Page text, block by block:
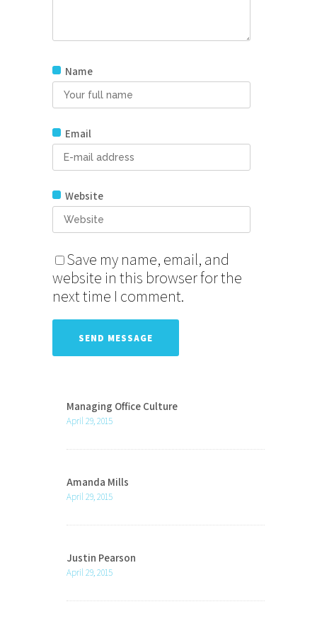
Name
Email
Website
Save my name, email, and
website in this browser for the
next time I comment.
Managing Office Culture
April 29, 2015
Amanda Mills
April 29, 2015
Justin Pearson
April 29, 2015